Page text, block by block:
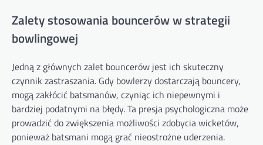
Zalety stosowania bouncerów w strategii
bowlingowej
Jedną z głównych zalet bouncerów jest ich skuteczny
czynnik zastraszania. Gdy bowlerzy dostarczają bouncery,
mogą zakłócić batsmanów, czyniąc ich niepewnymi i
bardziej podatnymi na błędy. Ta presja psychologiczna może
prowadzić do zwiększenia możliwości zdobycia wicketów,
ponieważ batsmani mogą grać nieostrożne uderzenia.